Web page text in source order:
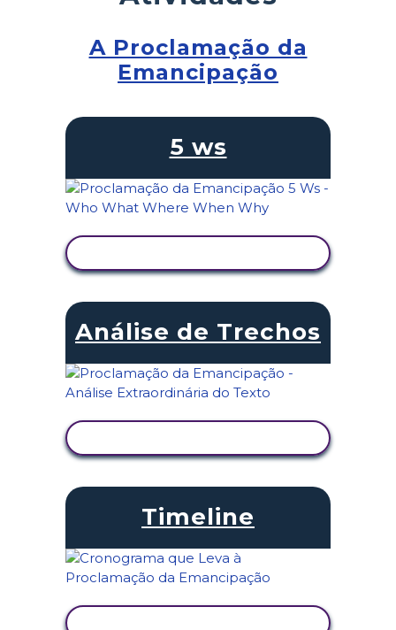
A Proclamação da
Emancipação
5 ws
Análise de Trechos
Timeline